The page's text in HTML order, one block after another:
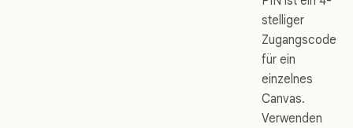
stelliger
Zugangscode
für ein
einzelnes
Canvas.
Verwenden